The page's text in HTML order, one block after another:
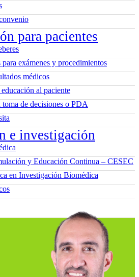
para pacientes
para exámenes y procedimientos
médicos
al paciente
toma de decisiones o PDA
e investigación
y Educación Continua – CESEC
en Investigación Biomédica